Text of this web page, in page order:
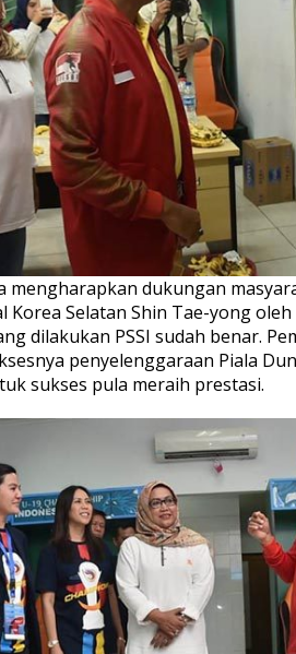
mengharapkan dukungan
Korea Selatan Shin Tae-yong oleh
dilakukan PSSI sudah benar.
penyelenggaraan Piala
sukses pula meraih prestasi.